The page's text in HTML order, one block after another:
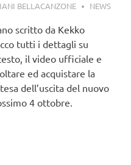
BELLACANZONE
NEWS
scritto da Kekko
tutti i dettagli su
il video ufficiale e
ed acquistare la
dell’uscita del nuovo
4 ottobre.